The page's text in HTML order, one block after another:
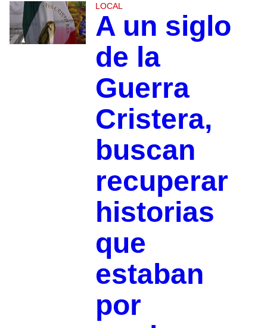
LOCAL
A un siglo
de la
Guerra
Cristera,
buscan
recuperar
historias
que
estaban
por